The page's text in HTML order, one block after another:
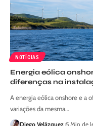
NOTÍCIAS
Energia eólica
diferenças na
A energia eólica onshore e a
variações da mesma…
Diego Velázquez 5 Min de